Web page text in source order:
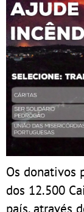
Os donativos
dos 12.500